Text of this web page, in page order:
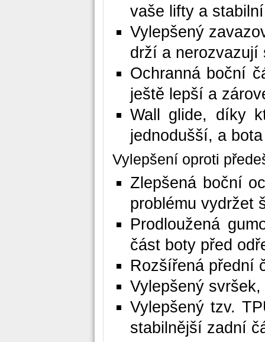
vaše lifty a
Vylepšený
drží a nerozvazují
Ochranná boční
ještě lepší a
Wall glide, díky
jednodušší, a
Vylepšení oproti
Zlepšená boční
problému vydržet
Prodloužená
část boty před
Rozšířená přední
Vylepšený
Vylepšený tzv.
stabilnější zadní